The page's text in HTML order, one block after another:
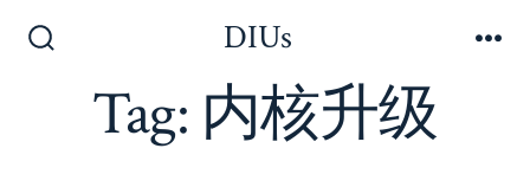
Toggle
DIUs
Tag: 内核升级